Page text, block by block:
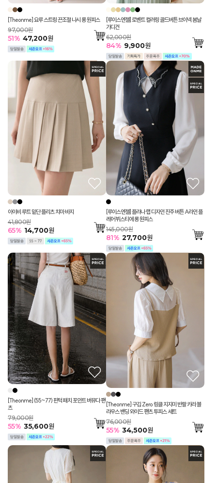
[Theonme] 요루 스트링 끈조절 나시 롱 원피스
97,000원
51% 47,200원
[루이스엔젤] 로벤트 컬러링 골드버튼 브이넥 봄날
가디건
62,000원
84% 9,900원
아이비 루트 밑단 플리츠 치마 바지
41,800원
65% 14,700원
[루이스엔젤] 플라나 랩 디자인 진주 버튼 A라인 플
레어 뷔스티에 롱 원피스
145,000원
81% 27,700원
[Theonme] (55~77) 핀턱 패치 포인트 버뮤다 팬
츠
79,000원
55% 35,600원
[Theonme] 구김 Zero 링클 지지미 반팔 카라 블
라우스 밴딩 와이드 팬츠 투피스 세트
76,000원
55% 34,500원